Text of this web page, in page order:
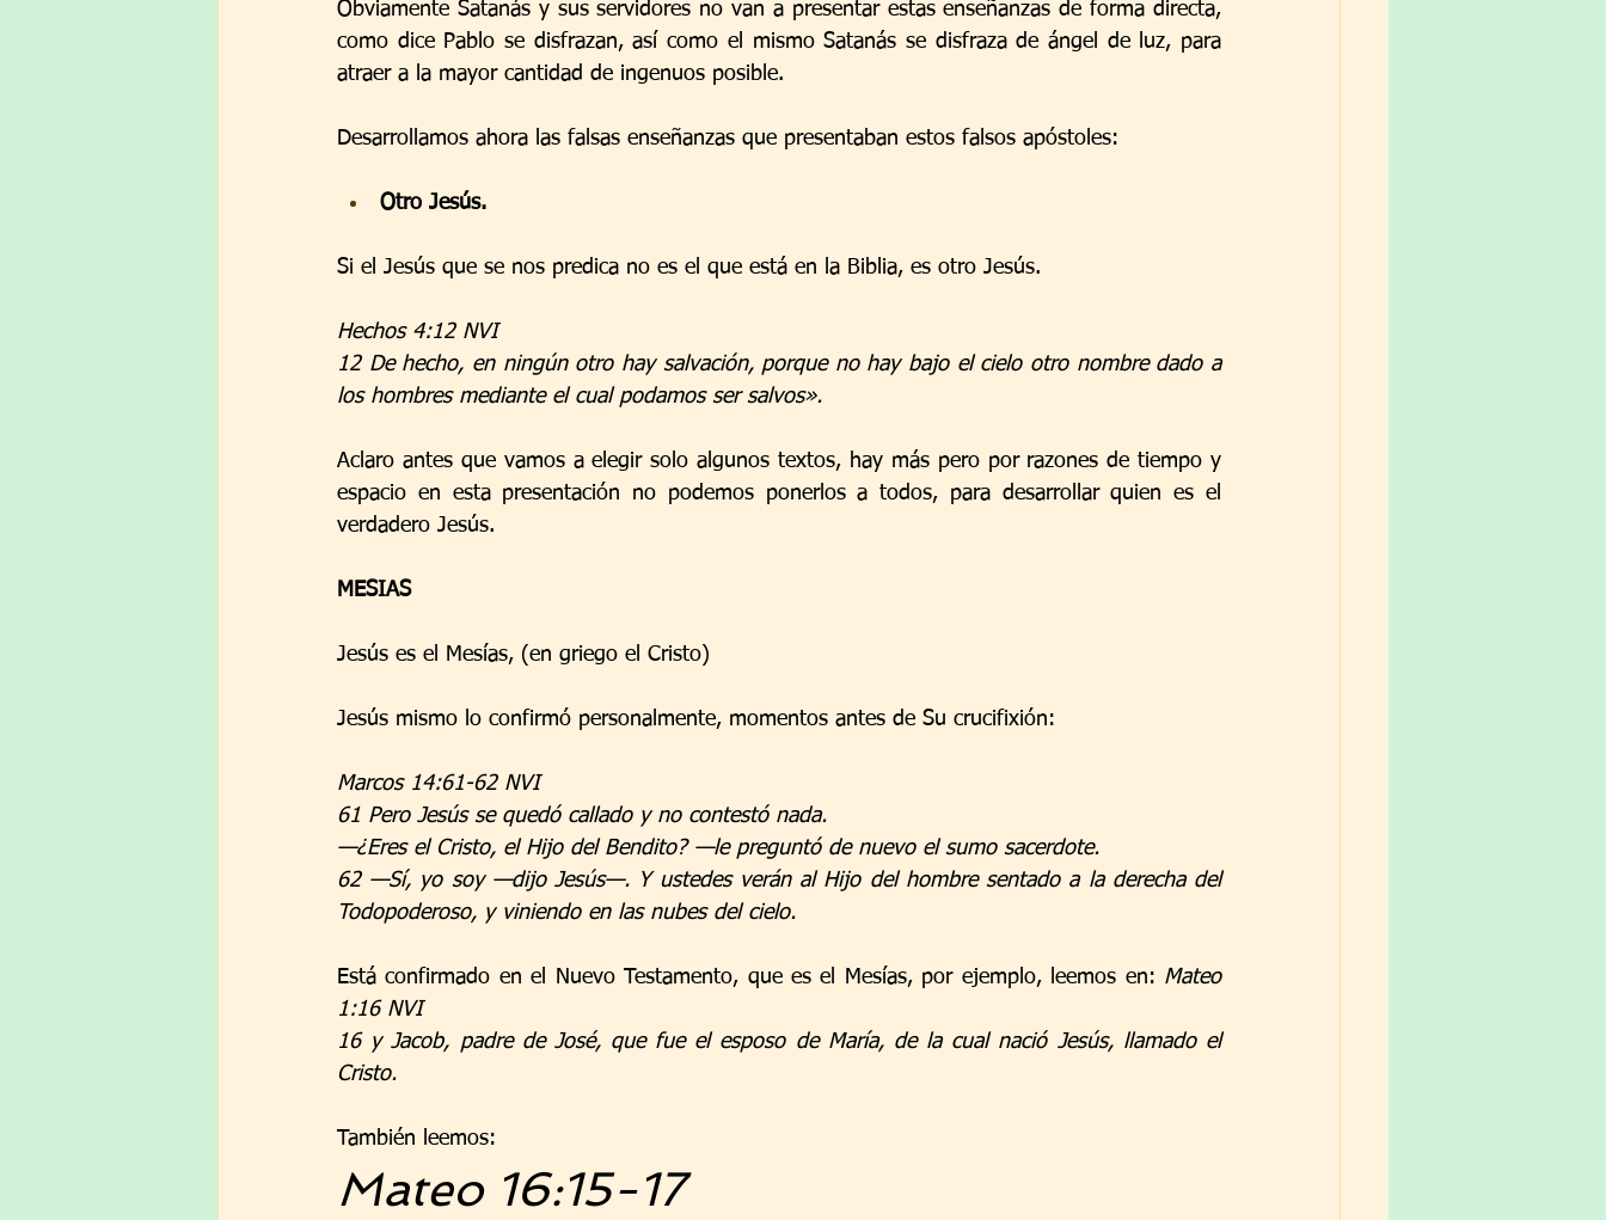
Obviamente Satanás y sus servidores no van a presentar estas enseñanzas de forma directa,
como dice Pablo se disfrazan, así como el mismo Satanás se disfraza de ángel de luz, para
atraer a la mayor cantidad de ingenuos posible.
Desarrollamos ahora las falsas enseñanzas que presentaban estos falsos apóstoles:
Otro Jesús.
Si el Jesús que se nos predica no es el que está en la Biblia, es otro Jesús.
Hechos 4:12 NVI
12 De hecho, en ningún otro hay salvación, porque no hay bajo el cielo otro nombre dado a
los hombres mediante el cual podamos ser salvos».
Aclaro antes que vamos a elegir solo algunos textos, hay más pero por razones de tiempo y
espacio en esta presentación no podemos ponerlos a todos, para desarrollar quien es el
verdadero Jesús.
MESIAS
Jesús es el Mesías, (en griego el Cristo)
Jesús mismo lo confirmó personalmente, momentos antes de Su crucifixión:
Marcos 14:61-62 NVI
61 Pero Jesús se quedó callado y no contestó nada.
—¿Eres el Cristo, el Hijo del Bendito? —le preguntó de nuevo el sumo sacerdote.
62 —Sí, yo soy —dijo Jesús—. Y ustedes verán al Hijo del hombre sentado a la derecha del
Todopoderoso, y viniendo en las nubes del cielo.
Está confirmado en el Nuevo Testamento, que es el Mesías, por ejemplo, leemos en: Mateo
1:16 NVI
16 y Jacob, padre de José, que fue el esposo de María, de la cual nació Jesús, llamado el
Cristo.
También leemos:
Mateo 16:15-17